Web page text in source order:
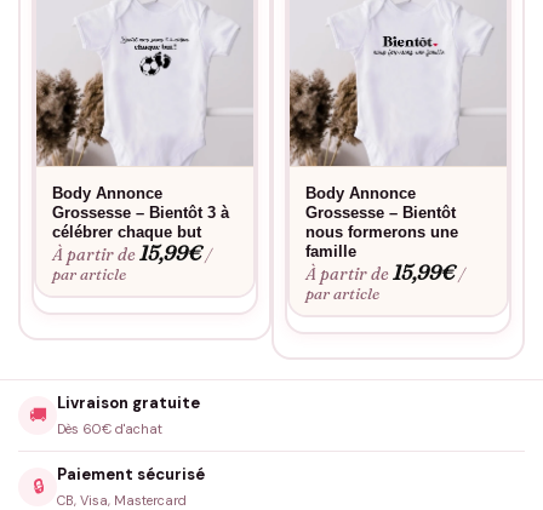
Body Annonce
Grossesse – Bientôt 3 à
célébrer chaque but
À partir de15,99€ /
par article
Body Annonce
Grossesse – Bientôt
nous formerons une
famille
À partir de15,99€ /
par article
🚚
Livraison gratuite
Dès 60€ d'achat
🔒
Paiement sécurisé
CB, Visa, Mastercard